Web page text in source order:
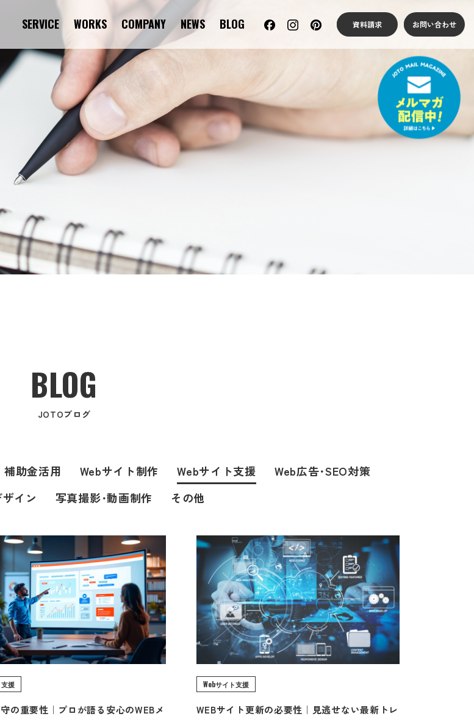
SERVICE WORKS COMPANY NEWS BLOG 資料請求 お問い合わせ
BLOG
JOTOブログ
補助金活用 Webサイト制作 Webサイト支援
Web広告･SEO対策
イン
写真撮影･動画制作 その他
支援
の重要性｜プロが語る安心のWEBメ
Webサイト支援
WEBサイト更新の必要性｜見逃せない最新トレ